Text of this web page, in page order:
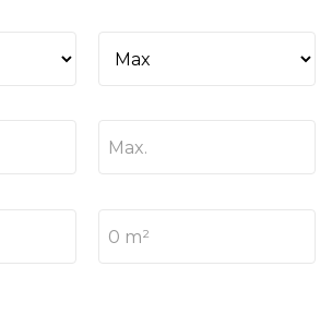
Max.
0 m²